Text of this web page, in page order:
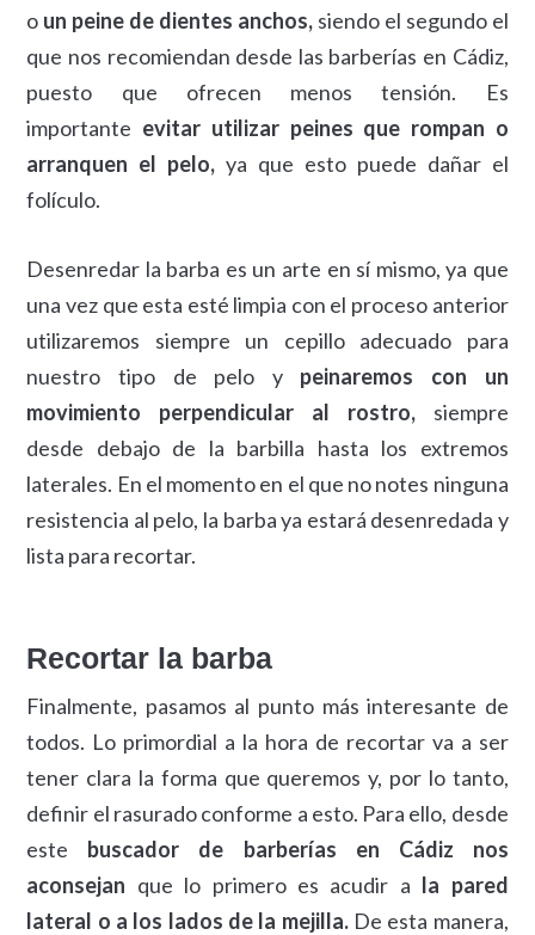
o un peine de dientes anchos,siendo el segundo el
que nos recomiendan desde las barberías en Cádiz,
puesto que ofrecen menos tensión. Es
importante evitar utilizar peines que rompan o
arranquen el pelo, ya que esto puede dañar el
folículo.
Desenredar la barba es un arte en sí mismo, ya que
una vez que esta esté limpia con el proceso anterior
utilizaremos siempre un cepillo adecuado para
nuestro tipo de pelo y peinaremos con un
movimiento perpendicular al rostro,siempre
desde debajo de la barbilla hasta los extremos
laterales. En el momento en el que no notes ninguna
resistencia al pelo, la barba ya estará desenredada y
lista para recortar.
Recortar la barba
Finalmente, pasamos al punto más interesante de
todos. Lo primordial a la hora de recortar va a ser
tener clara la forma que queremos y, por lo tanto,
definir el rasurado conforme a esto. Para ello, desde
este buscador de barberías en Cádiz nos
aconsejan que lo primero es acudir a la pared
lateral o a los lados de la mejilla. De esta manera,